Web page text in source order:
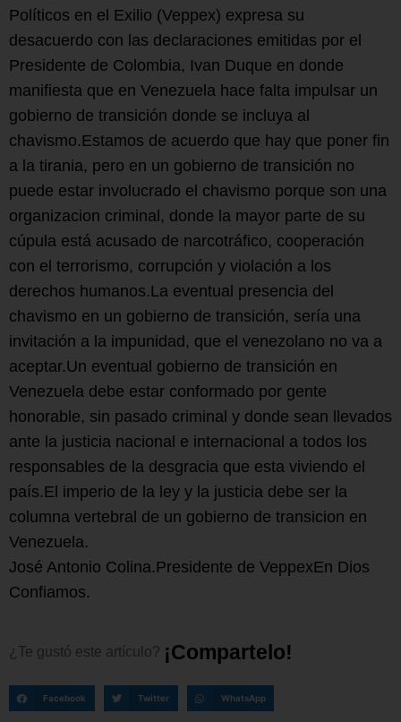
Políticos en el Exilio (Veppex) expresa su
desacuerdo con las declaraciones emitidas por el
Presidente de Colombia, Ivan Duque en donde
manifiesta que en Venezuela hace falta impulsar un
gobierno de transición donde se incluya al
chavismo.Estamos de acuerdo que hay que poner fin
a la tirania, pero en un gobierno de transición no
puede estar involucrado el chavismo porque son una
organizacion criminal, donde la mayor parte de su
cúpula está acusado de narcotráfico, cooperación
con el terrorismo, corrupción y violación a los
derechos humanos.La eventual presencia del
chavismo en un gobierno de transición, sería una
invitación a la impunidad, que el venezolano no va a
aceptar.Un eventual gobierno de transición en
Venezuela debe estar conformado por gente
honorable, sin pasado criminal y donde sean llevados
ante la justicia nacional e internacional a todos los
responsables de la desgracia que esta viviendo el
país.El imperio de la ley y la justicia debe ser la
columna vertebral de un gobierno de transicion en
Venezuela.
José Antonio Colina.Presidente de VeppexEn Dios
Confiamos.
¿Te gustó este artículo? ¡Compartelo!
Facebook Twitter WhatsApp